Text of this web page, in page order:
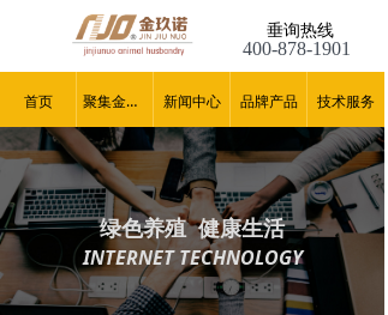
首页 聚集金玖诺 新闻中心 品牌产品 技术服务
垂询热线
400-878-1901
绿色养殖 健康生活
INTERNET TECHNOLOGY